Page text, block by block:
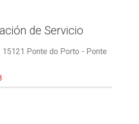
de Servicio
15121 Ponte do Porto - Ponte